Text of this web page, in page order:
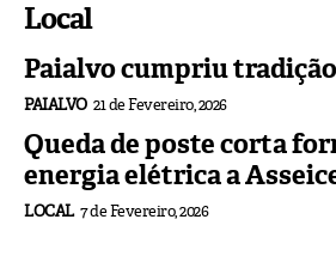
Local
Paialvo cumpriu
PAIALVO 21 de Fevereiro, 2026
Queda de poste corta
energia elétrica a
LOCAL 7 de Fevereiro, 2026